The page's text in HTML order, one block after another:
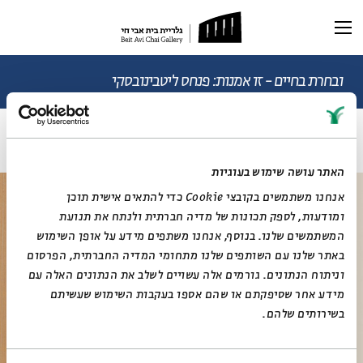
האתר עושה שימוש בעוגיות
אנחנו משתמשים בקובצי Cookie כדי להתאים אישית תוכן
ומודעות, לספק תכונות של מדיה חברתית ולנתח את תנועת
המשתמשים שלנו. בנוסף, אנחנו משתפים מידע על אופן השימוש
באתר שלנו עם השותפים שלנו מתחומי המדיה החברתית, הפרסום
וניתוח הנתונים. גורמים אלה עשויים לשלב את הנתונים האלה עם
מידע אחר שסיפקתם או שהם אספו בעקבות השימוש שעשיתם
בשירותים שלהם.
רכישת קטלוג
מאמרים ותכנים
מאמרים וכתבות
וידאו
דיוקן AI
ובחרת בחיים - זו אמנות: פנחס ליטבינובסקי
ללא כותרת